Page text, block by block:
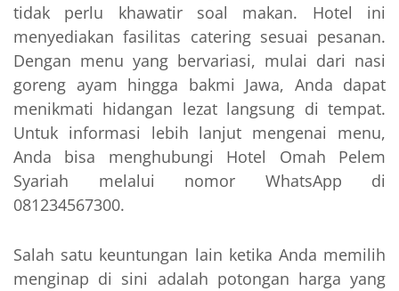
tidak perlu khawatir soal makan. Hotel ini
menyediakan fasilitas catering sesuai pesanan.
Dengan menu yang bervariasi, mulai dari nasi
goreng ayam hingga bakmi Jawa, Anda dapat
menikmati hidangan lezat langsung di tempat.
Untuk informasi lebih lanjut mengenai menu,
Anda bisa menghubungi Hotel Omah Pelem
Syariah melalui nomor WhatsApp di
081234567300.
Salah satu keuntungan lain ketika Anda memilih
menginap di sini adalah potongan harga yang